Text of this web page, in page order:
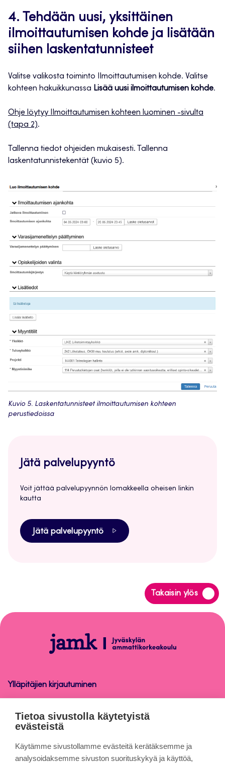
4. Tehdään uusi, yksittäinen
ilmoittautumisen kohde ja lisätään
siihen laskentatunnisteet
Valitse valikosta toiminto Ilmoittautumisen kohde. Valitse
kohteen hakuikkunassa Lisää uusi ilmoittautumisen kohde.
Ohje löytyy Ilmoittautumisen kohteen luominen -sivulta
(tapa 2).
Tallenna tiedot ohjeiden mukaisesti. Tallenna
laskentatunnistekentät (kuvio 5).
Kuvio 5. Laskentatunnisteet ilmoittautumisen kohteen
perustiedoissa
Jätä palvelupyyntö
Voit jättää palvelupyynnön lomakkeella oheisen linkin
kautta
Jätä palvelupyyntö
Takaisin ylös
Siirry
takaisin
Peppi-
ohjeet
Ylläpitäjien kirjautuminen
Peppi-ohjeet henkilökunnalle
Tietoa sivuista
Tietoa sivustolla käytetyistä
evästeistä
Käytämme sivustollamme evästeitä kerätäksemme ja
analysoidaksemme sivuston suorituskykyä ja käyttöä,